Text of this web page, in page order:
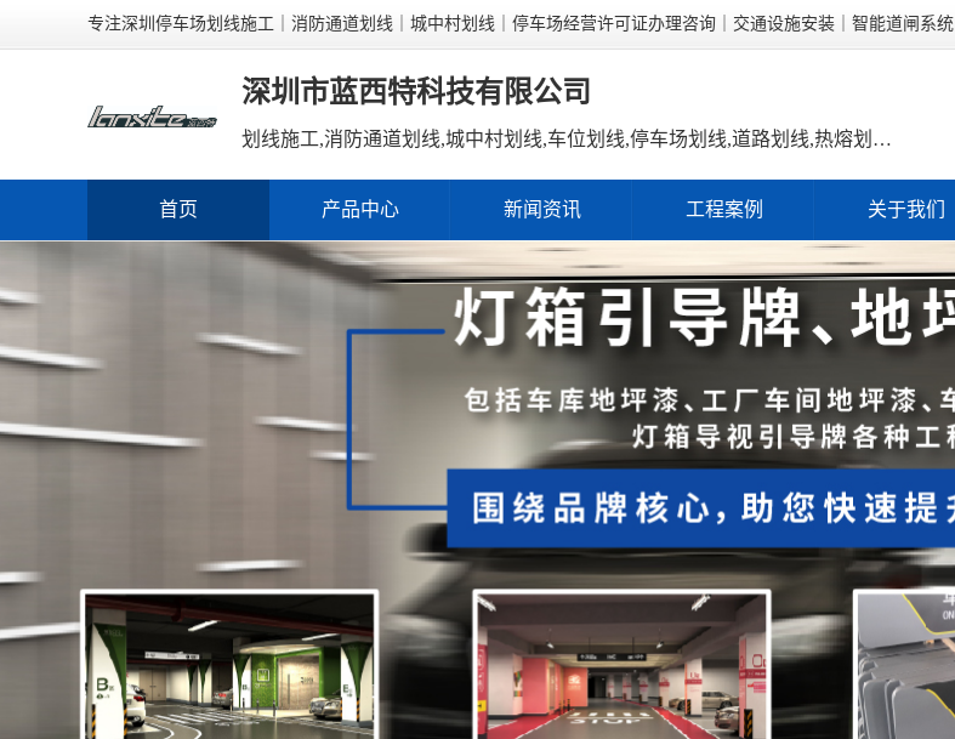
专注深圳停车场划线施工｜消防通道划线｜城中村划线｜停车场经营许可证办理咨询｜交通设施安装｜智能道闸系统
深圳市蓝西特科技有限公司
划线施工,消防通道划线,城中村划线,车位划线,停车场划线,道路划线,热熔划线,冷喷划线,地坪漆施工,车库地坪漆,环氧地坪,沥青路面施工,沥青摊铺,交通设施安装,减速带安装,标志牌安装,广角镜安装,停车场引导牌,车轮定位器,智能道闸,车牌识别系统,停车场监控,弱电工程,直升机停机坪设计,直升机停机坪施工,停车场经营许可证,停车场许可证办理,停车场收费许可,经营性停车场,停车场备案,许可证新办,许可证年审,许可证续期,福田划线施工,罗湖划线施工,南山划线施工,宝安划线施工,龙岗划线施工,龙华划线施工,光明划线施工,坪山划线施工,盐田划线施工,大鹏划线施工,工业园区划线,商业停车场划线,住宅小区划线,村委划线,老旧厂房划线,地下车库划线,停车场改造,停车场翻新,停车场整体工程,蓝西特科技
首页 产品中心 新闻资讯 工程案例 关于我们